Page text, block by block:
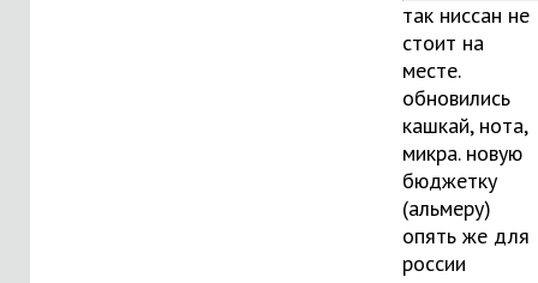
так ниссан не
стоит на
месте.
обновились
кашкай, нота,
микра. новую
бюджетку
(альмеру)
опять же для
россии